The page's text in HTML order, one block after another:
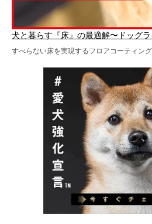
犬と暮らす『床』の最適解〜ドッグ
すべらない床を実現するフロアコーティン